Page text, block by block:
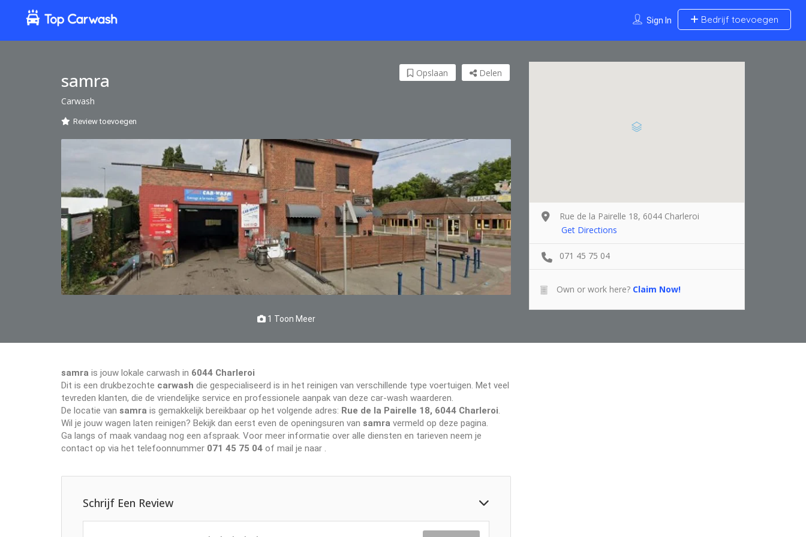
Sign In Bedrijf toevoegen
samra
Carwash
Review toevoegen
Delen
Opslaan
1 Toon Meer
samra is jouw lokale carwash in 6044 Charleroi
Dit is een drukbezochte carwash die gespecialiseerd is in het reinigen van verschillende type voertuigen. Met veel
tevreden klanten, die de vriendelijke service en professionele aanpak van deze car-wash waarderen.
De locatie van samra is gemakkelijk bereikbaar op het volgende adres: Rue de la Pairelle 18, 6044 Charleroi.
Wil je jouw wagen laten reinigen? Bekijk dan eerst even de openingsuren van samra vermeld op deze pagina.
Ga langs of maak vandaag nog een afspraak. Voor meer informatie over alle diensten en tarieven neem je
contact op via het telefoonnummer 071 45 75 04 of mail je naar .
Schrijf Een Review
Rue de la Pairelle 18, 6044 Charleroi
Get Directions
071 45 75 04
Own or work here? Claim Now!